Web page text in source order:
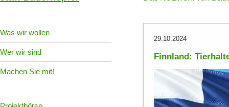
Was wir wollen
Wer wir sind
Machen Sie mit!
29.10.2024
Finnland: